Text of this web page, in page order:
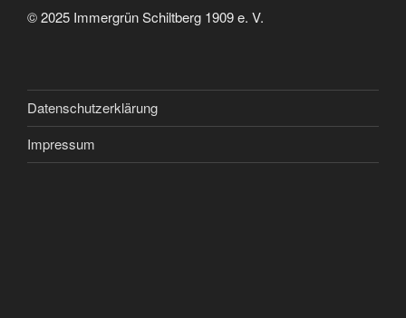
© 2025 Immergrün Schiltberg 1909 e. V.
Datenschutzerklärung
Impressum